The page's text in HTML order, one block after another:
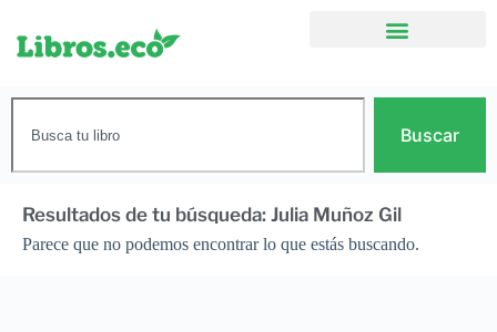
Buscar
Resultados de tu búsqueda: Julia Muñoz Gil
Parece que no podemos encontrar lo que estás buscando.